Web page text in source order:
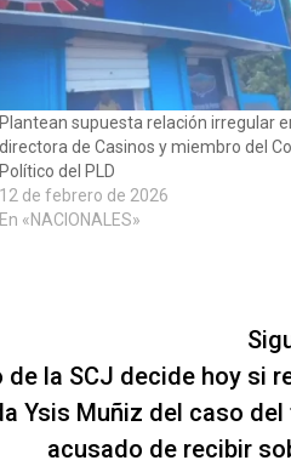
Plantean supuesta relación irregular
directora de Casinos y miembro del
Político del PLD
12 de febrero de 2026
En «NACIONALES»
de la SCJ decide hoy si
Ysis Muñiz del caso
acusado de recibir